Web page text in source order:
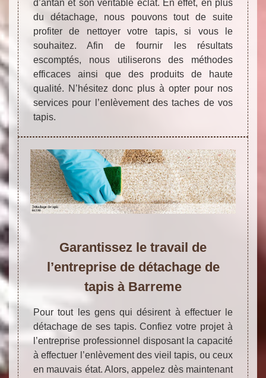
d’antan et son véritable éclat. En effet, en plus
du détachage, nous pouvons tout de suite
profiter de nettoyer votre tapis, si vous le
souhaitez. Afin de fournir les résultats
escomptés, nous utiliserons des méthodes
efficaces ainsi que des produits de haute
qualité. N’hésitez donc plus à opter pour nos
services pour l’enlèvement des taches de vos
tapis.
Garantissez le travail de
l’entreprise de détachage de
tapis à Barreme
Pour tout les gens qui désirent à effectuer le
détachage de ses tapis. Confiez votre projet à
l’entreprise professionnel disposant la capacité
à effectuer l’enlèvement des vieil tapis, ou ceux
en mauvais état. Alors, appelez dès maintenant